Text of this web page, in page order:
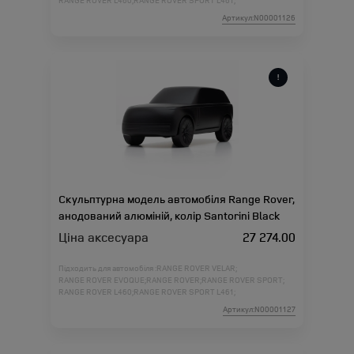
Артикул:N00001126
Скульптурна модель автомобіля Range Rover,
анодований алюміній, колір Santorini Black
Ціна аксесуара 27 274.00
Підходить для автомобіля : RANGE ROVER VELAR;
RANGE ROVER EVOQUE; RANGE ROVER; RANGE ROVER SPORT;
RANGE ROVER L460; RANGE ROVER SPORT L461;
Артикул:N00001127